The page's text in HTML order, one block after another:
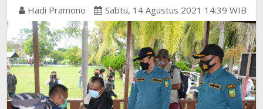
Hadi Pramono Sabtu, 14 Agustus 2021 14:39 WIB